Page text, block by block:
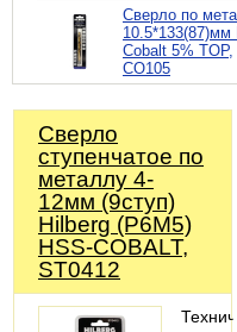
Сверло по
10.5*133(87)мм
Cobalt 5% TOP,
CO105
Сверло
ступенчатое по
металлу 4-
12мм (9ступ)
Hilberg (Р6М5)
HSS-COBALT,
ST0412